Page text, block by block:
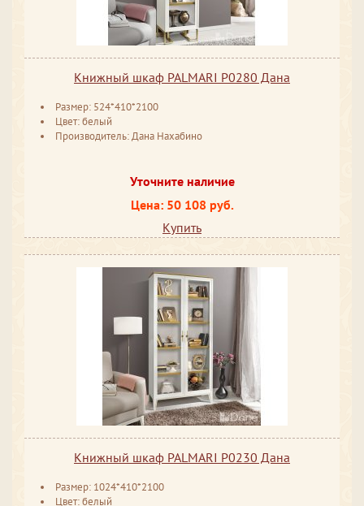
Книжный шкаф PALMARI P0280 Дана
Размер: 524*410*2100
Цвет: белый
Производитель: Дана Нахабино
Уточните наличие
Цена: 50 108 руб.
Купить
Книжный шкаф PALMARI P0230 Дана
Размер: 1024*410*2100
Цвет: белый